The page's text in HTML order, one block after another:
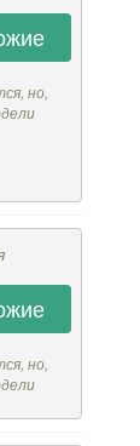
но,
но,